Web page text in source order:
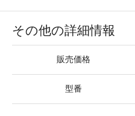
その他の詳細情報
販売価格
型番